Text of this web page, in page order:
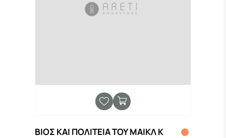
ΒΙΟΣ ΚΑΙ ΠΟΛΙΤΕΙΑ ΤΟΥ ΜΑΙΚΛ Κ